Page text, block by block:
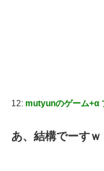
12: mutyunのゲーム+α
あ、結構でーすｗ